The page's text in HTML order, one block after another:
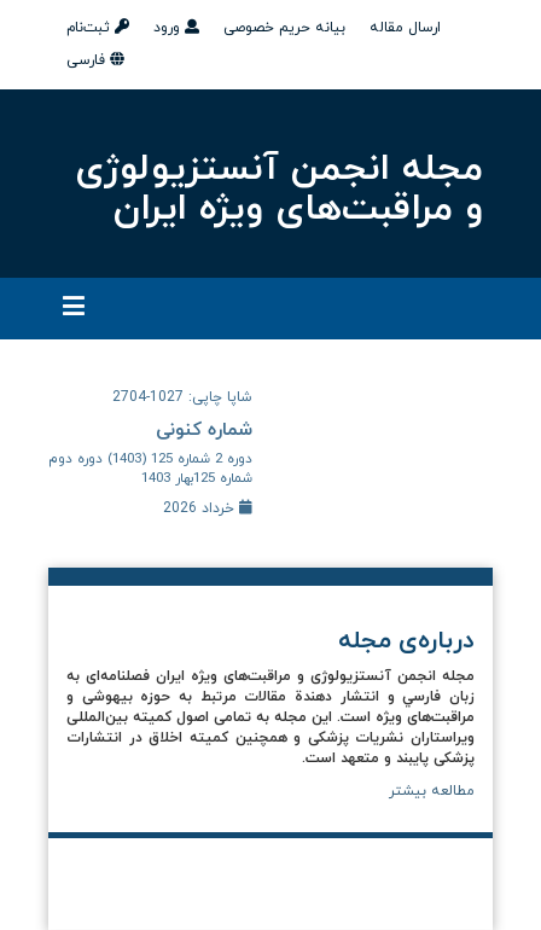
ثبت‌نام ورود بیانه حریم خصوصی
ارسال مقاله
فارسی
مجله انجمن آنستزیولوژی
و مراقبت‌های ویژه ایران
شاپا چاپی: 1027-2704
شماره کنونی
دوره 2 شماره 125 (1403) دوره دوم
شماره 125بهار 1403
خرداد 2026
درباره‌ی مجله
مجله انجمن آنستزیولوژی و مراقبت‌های ویژه ایران فصلنامه‌ای به
زبان فارسي و انتشار دهندة مقالات مرتبط به حوزه بیهوشی و
مراقبت‌های ویژه است. این مجله به تمامی اصول کمیته بین‌المللی
ویراستاران نشریات پزشکی و همچنین کمیته اخلاق در انتشارات
پزشکی پایبند و متعهد است.
مطالعه بیشتر